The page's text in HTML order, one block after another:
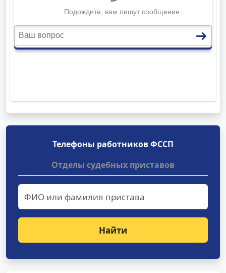
Телефоны работников ФССП
Отделы судебных приставов
Найти